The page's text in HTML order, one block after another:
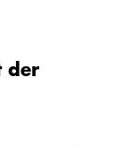
der